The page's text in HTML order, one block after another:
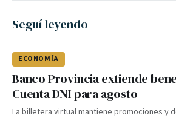
Seguí leyendo
ECONOMÍA
Banco Provincia extiende
Cuenta DNI para agosto
La billetera virtual mantiene promociones y